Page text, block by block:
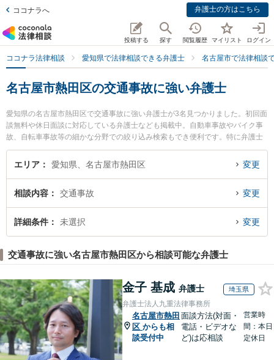
ココナラへ 弁護士の方はこちら
投稿する 探す 閲覧履歴 マイリスト ログイン
ココナラ法律相談 愛知県で法律相談できる弁護士 名古屋市で法律相談
名古屋市熱田区の交通事故に強い弁護士
愛知県の名古屋市熱田区で交通事故に強い弁護士が3名見つかりました。初回面
談無料や休日面談に対応している弁護士なども掲載中。自動車事故やバイク事
故、自転車事故等の細かな分野での絞り込み検索もでき便利です。特に弁護士
法人名古屋総合法律事務所 金山駅前事務所の田村 淳弁護士や弁護士法人名古屋
総合法律事務所 金山駅前事務所の楠野 翔也弁護士、弁護士法人名古屋総合法律
のトラブルを今すぐに弁護士に相談したい』『交通事故のトラブル解決の実績
豊富な近くの弁護士を検索したい』『初回相談無料で交通事故を法律相談でき
る名古屋市熱田区内の弁護士に相談予約したい』などでお困りの相談者さんに
エリア 愛知県、名古屋市熱田区 変更
相談内容 交通事故 変更
詳細条件 未選択 変更
交通事故に強い名古屋市熱田区から相談可能な弁護士
金子 基成 弁護士 埼玉県
弁護士法人九重法律事務所
名古屋市熱田
区 からも相
談受付中
面談方法(対面・
電話・ビデオな
ど)は応相談
営業時
間：本日
定休日